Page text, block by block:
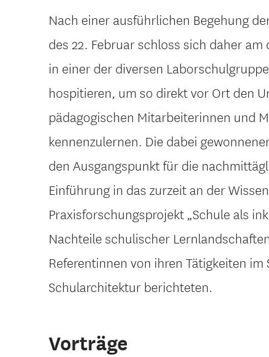
Nach einer ausführlichen Begehung
des 22. Februar schloss sich daher
in einer der diversen
hospitieren, um so direkt vor Ort den
pädagogischen Mitarbeiterinnen und
kennenzulernen. Die dabei
den Ausgangspunkt für die
Einführung in das zurzeit an der
Praxisforschungsprojekt „Schule als
Nachteile schulischer
Referentinnen von ihren Tätigkeiten
Schularchitektur berichteten.
Vorträge